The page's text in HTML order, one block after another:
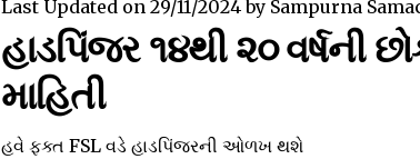
Last Updated on 29/11/2024by Sampurna
હાડપિંજર ૧૪થી ૨૦ વર્ષની
માહિતી
હવે ફક્ત FSL વડે હાડપિંજરની ઓળખ થશે